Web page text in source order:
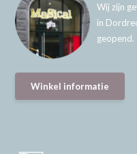
Wij zijn
in
geopend.
Winkel informatie